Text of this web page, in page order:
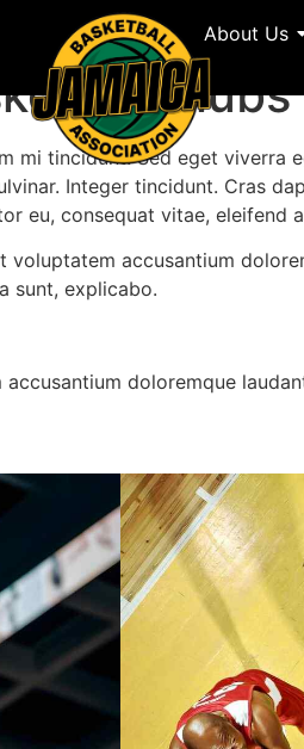
About Us
mi tincidunt. Sed eget viverra
Integer tincidunt. Cras
eu, consequat vitae, eleifend
accusantium
sunt, explicabo.
doloremque